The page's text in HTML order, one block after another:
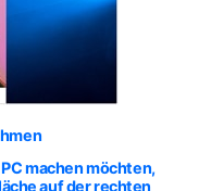
machen möchten,
auf der rechten